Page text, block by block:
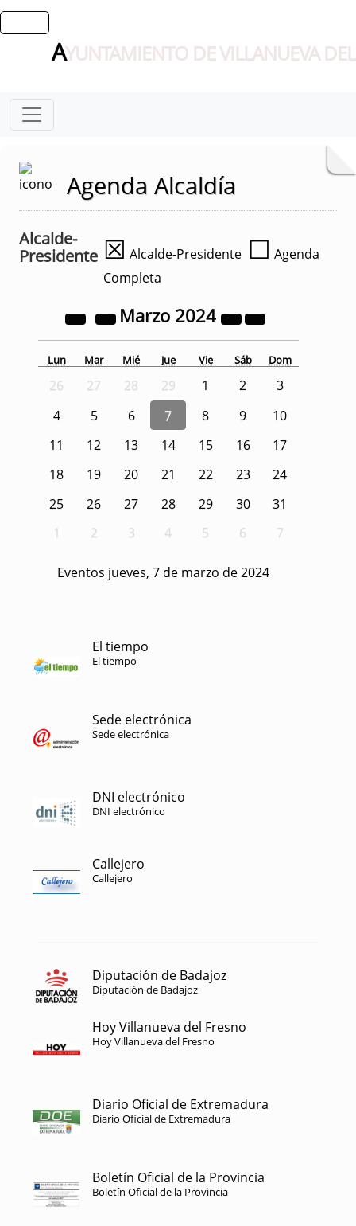
AYUNTAMIENTO DE VILLANUEVA
Agenda Alcaldía
Alcalde-
Presidente ☒ Alcalde-Presidente ☐ Agenda
Completa
Marzo 2024
Lun Mar Mié Jue Vie Sáb Dom
26 27 28 29 1 2
3
4
5 6 7 8 9
10
11
12 13 14 15 16
17
18
19 20 21 22 23
24
25
26 27 28 29 30
31
1
2 3 4 5 6 7
Eventos jueves, 7 de marzo de 2024
El tiempo
El tiempo
Sede electrónica
Sede electrónica
DNI electrónico
DNI electrónico
Callejero
Callejero
Diputación de Badajoz
Diputación de Badajoz
Hoy Villanueva del Fresno
Hoy Villanueva del Fresno
Diario Oficial de Extremadura
Diario Oficial de Extremadura
Boletín Oficial de la Provincia
Boletín Oficial de la Provincia